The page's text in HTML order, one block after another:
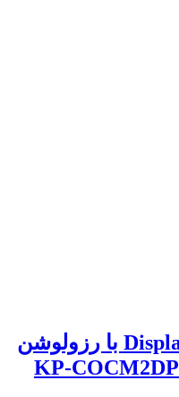
تبدیل تایپ سی به Displayport با رزولوشن